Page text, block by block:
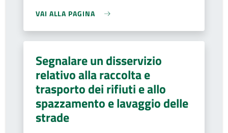
VAI ALLA PAGINA
Segnalare un disservizio
relativo alla raccolta e
trasporto dei rifiuti e allo
spazzamento e lavaggio delle
strade